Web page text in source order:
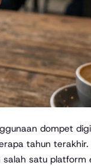
dompet
tahun terakhir.
salah satu platform